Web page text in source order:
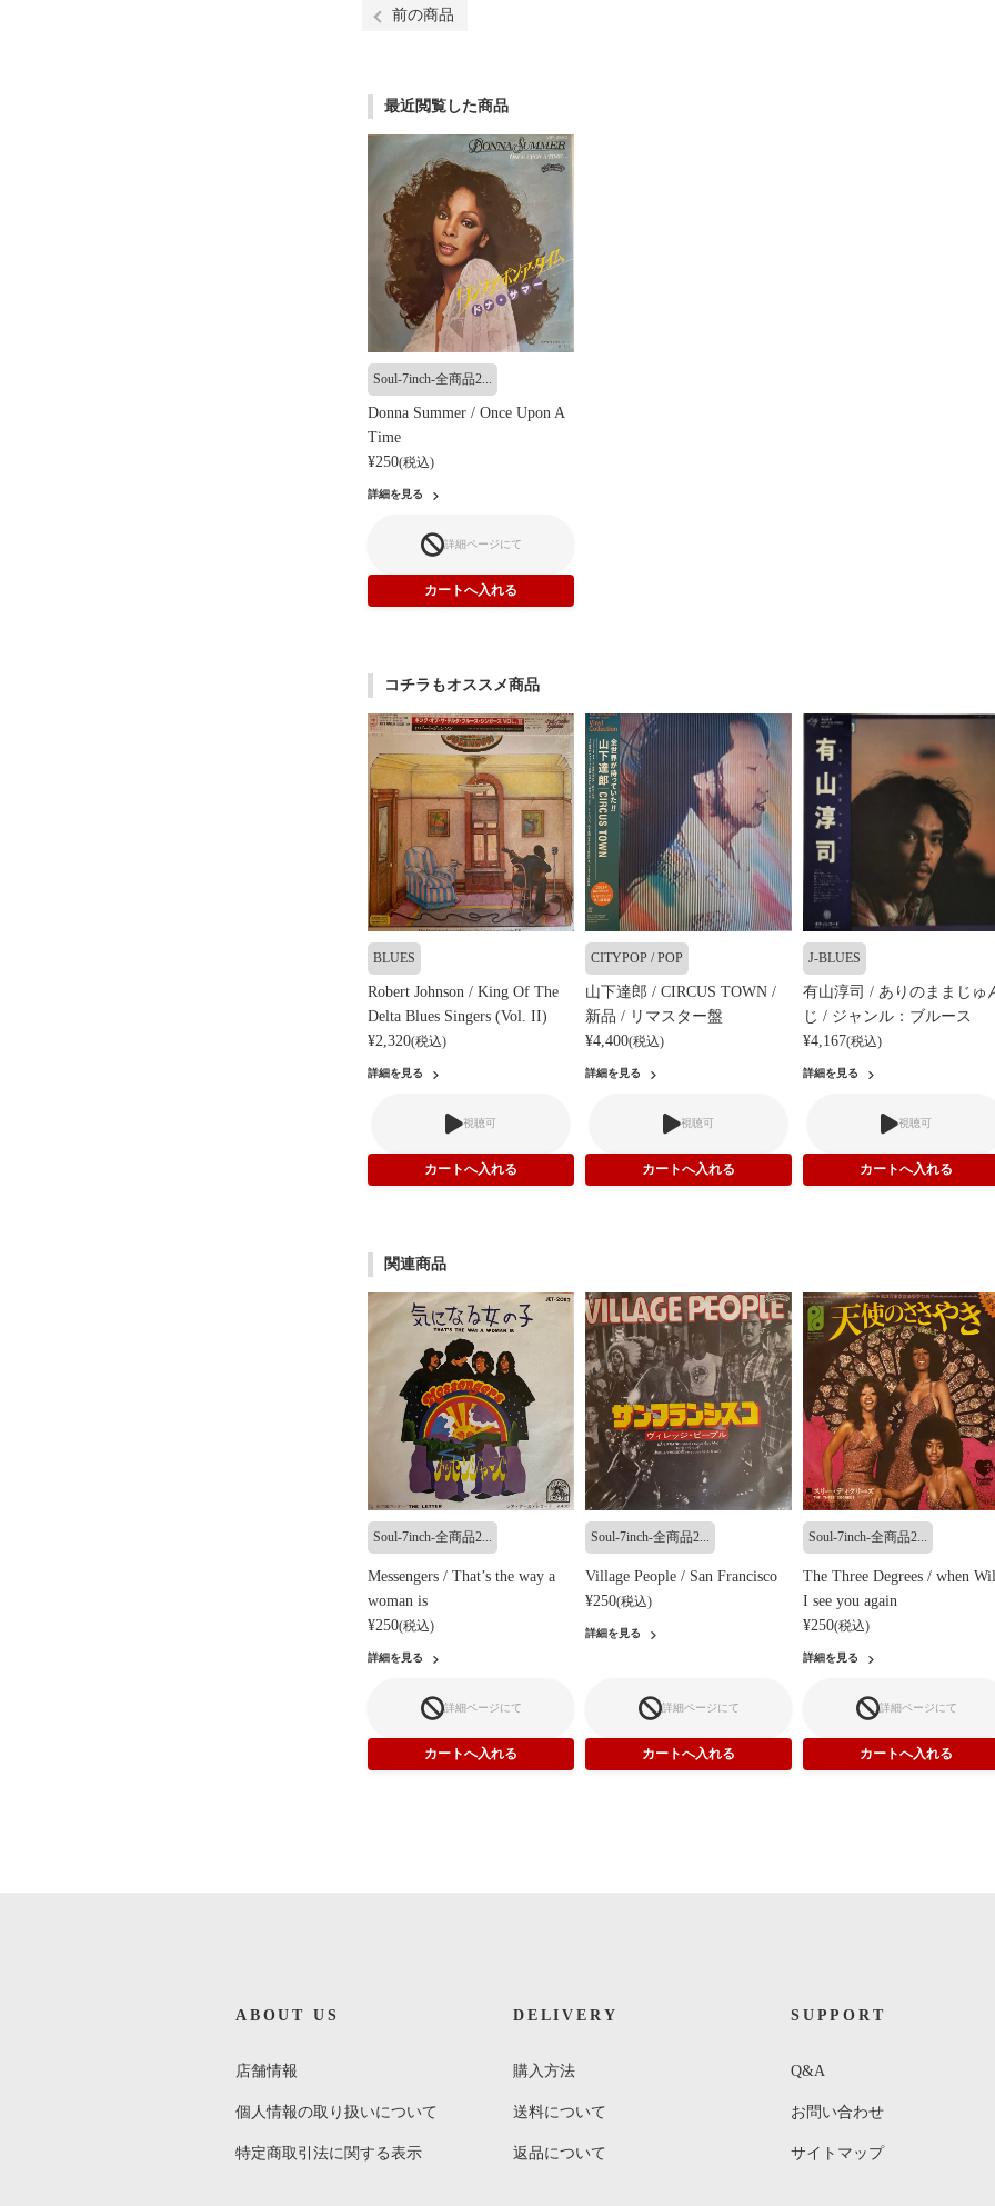
前の商品
最近閲覧した商品
Soul-7inch-全商品2...
Donna Summer / Once Upon A
Time
¥250(税込)
詳細を見る
詳細ページにて
コチラもオススメ商品
BLUES
Robert Johnson / King Of The
Delta Blues Singers (Vol. II)
¥2,320(税込)
詳細を見る
視聴可
CITYPOP / POP
山下達郎 / CIRCUS TOWN /
新品 / リマスター盤
¥4,400(税込)
詳細を見る
視聴可
J-BLUES
有山淳司 / ありのままじゅ
じ / ジャンル：ブルース
¥4,167(税込)
詳細を見る
視聴可
関連商品
Soul-7inch-全商品2...
Messengers / That’s the way a
woman is
¥250(税込)
詳細を見る
詳細ページにて
Soul-7inch-全商品2...
Village People / San Francisco
¥250(税込)
詳細を見る
詳細ページにて
Soul-7inch-全商品2...
The Three Degrees / when
I see you again
¥250(税込)
詳細を見る
詳細ページにて
ABOUT US
店舗情報
個人情報の取り扱いについて
特定商取引法に関する表示
DELIVERY
購入方法
送料について
返品について
SUPPORT
Q&A
お問い合わせ
サイトマップ